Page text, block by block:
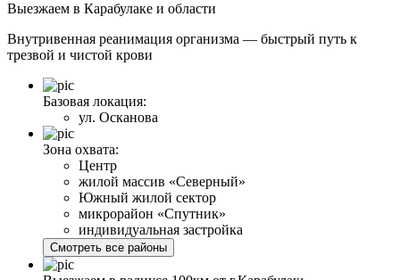
Выезжаем в Карабулаке и области
Внутривенная реанимация организма — быстрый путь к
трезвой и чистой крови
Базовая локация:
ул. Осканова
Зона охвата:
Центр
жилой массив «Северный»
Южный жилой сектор
микрорайон «Спутник»
индивидуальная застройка
Смотреть все районы